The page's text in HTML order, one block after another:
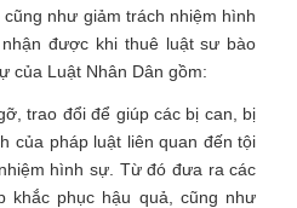
như giảm trách nhiệm hình
được khi thuê luật sư bào
của Luật Nhân Dân gồm:
trao đổi để giúp các bị can, bị
của pháp luật liên quan đến tội
hình sự. Từ đó đưa ra các
khắc phục hậu quả, cũng như